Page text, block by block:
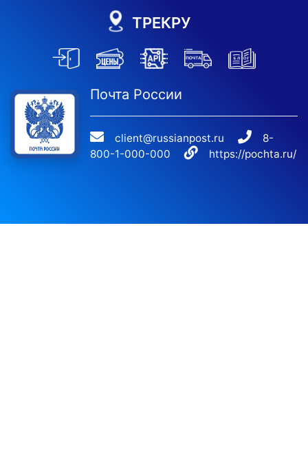
ТРЕКРУ
Почта России
client@russianpost.ru
8-
800-1-000-000
https://pochta.ru/